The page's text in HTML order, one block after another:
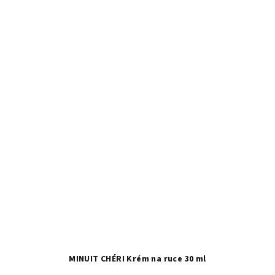
MINUIT CHÉRI Krém na ruce 30 ml